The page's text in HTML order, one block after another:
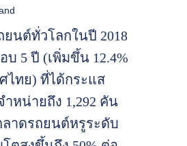
นต์ทั่วโลกในปี 2018
5 ปี (เพิ่มขึ้น 12.4%
ไทย) ที่ได้กระแส
หน่ายถึง 1,292 คัน
ลาดรถยนต์หรูระดับ